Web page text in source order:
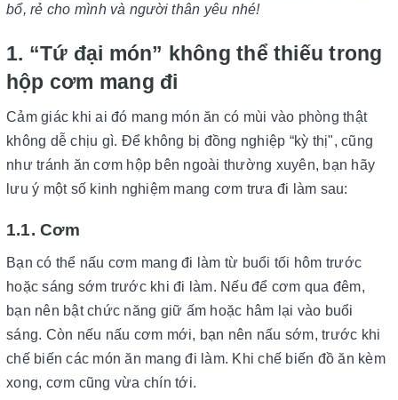
bổ, rẻ cho mình và người thân yêu nhé!
1. “Tứ đại món” không thể thiếu trong
hộp cơm mang đi
Cảm giác khi ai đó mang món ăn có mùi vào phòng thật
không dễ chịu gì. Để không bị đồng nghiệp “kỳ thị", cũng
như tránh ăn cơm hộp bên ngoài thường xuyên, bạn hãy
lưu ý một số kinh nghiệm mang cơm trưa đi làm sau:
1.1. Cơm
Bạn có thể nấu cơm mang đi làm từ buổi tối hôm trước
hoặc sáng sớm trước khi đi làm. Nếu để cơm qua đêm,
bạn nên bật chức năng giữ ấm hoặc hâm lại vào buổi
sáng. Còn nếu nấu cơm mới, bạn nên nấu sớm, trước khi
chế biến các món ăn mang đi làm. Khi chế biến đồ ăn kèm
xong, cơm cũng vừa chín tới.